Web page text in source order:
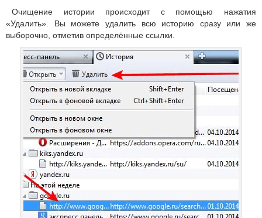
Очищение истории происходит с помощью нажатия
«Удалить». Вы можете удалить всю историю сразу или же
выборочно, отметив определённые ссылки.